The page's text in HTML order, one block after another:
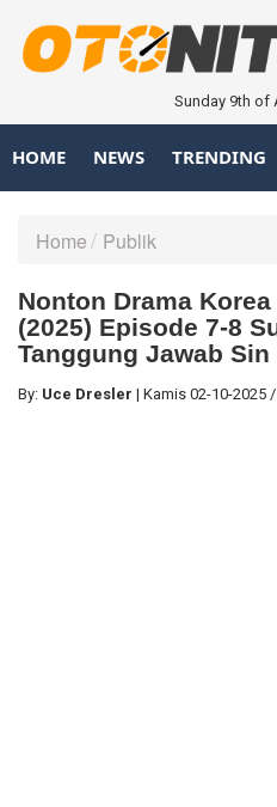
Sunday 9th of
HOME NEWS TRENDING
Home Publik
Nonton Drama
(2025) Episode 7-8
Tanggung Jawab Sin
By: Uce Dresler | Kamis 02-10-2025 /